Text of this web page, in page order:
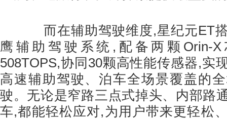
而在辅助驾驶维度,星纪元ET搭
鹰辅助驾驶系统,配备两颗Orin-
508TOPS,协同30颗高性能传感器,实
高速辅助驾驶、泊车全场景覆盖的
驶。无论是窄路三点式掉头、内部路
车,都能轻松应对,为用户带来更轻松